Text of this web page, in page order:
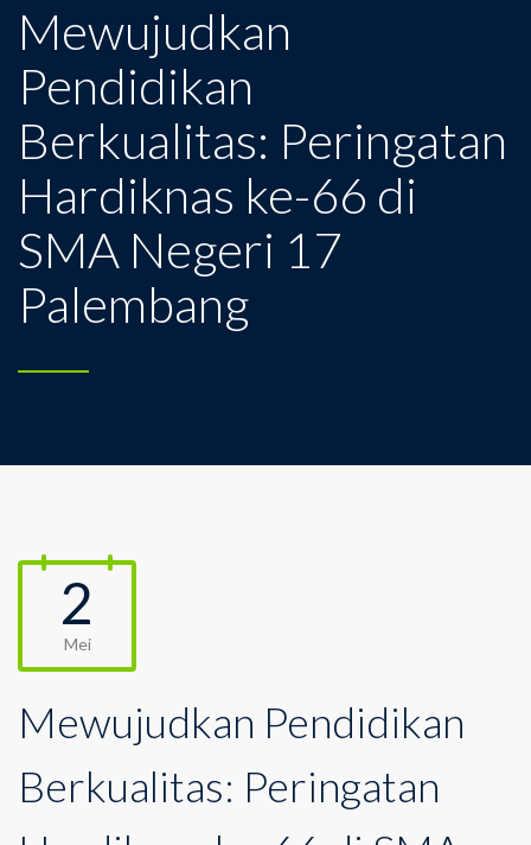
Mewujudkan
Pendidikan
Berkualitas: Peringatan
Hardiknas ke-66 di
SMA Negeri 17
Palembang
2
Mei
Mewujudkan Pendidikan
Berkualitas: Peringatan